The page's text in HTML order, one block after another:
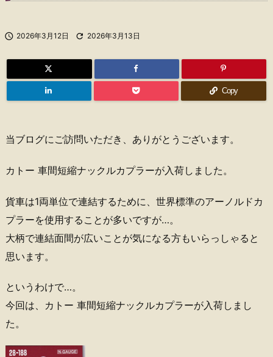
 2026年3月12日  2026年3月13日
Copy
当ブログにご訪問いただき、ありがとうございます。
カトー 車間短縮ナックルカプラーが入荷しました。
貨車は1両単位で連結するために、世界標準のアーノルドカ
プラーを使用することが多いですが…。
大柄で連結面間が広いことが気になる方もいらっしゃると
思います。
というわけで…。
今回は、カトー 車間短縮ナックルカプラーが入荷しまし
た。